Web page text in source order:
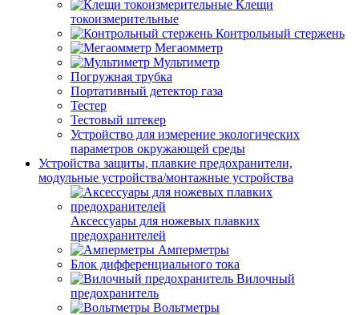
Клещи
токоизмерительные
Контрольный стержень
Мегаомметр
Мультиметр
Погружная трубка
Портативный детектор газа
Тестер
Тестовый штекер
Устройство для измерение экологических
параметров окружающей среды
Устройства защиты, плавкие предохранители,
модульные устройства/монтажные устройства
Аксессуары для ножевых плавких
предохранителей
Амперметры
Блок дифференциального тока
Вилочный
предохранитель
Вольтметры